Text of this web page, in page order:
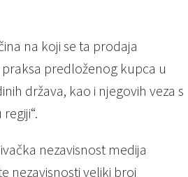
na koji se ta prodaja
predloženog kupca u
država, kao i njegovih veza s
nezavisnost medija
nezavisnosti veliki broj